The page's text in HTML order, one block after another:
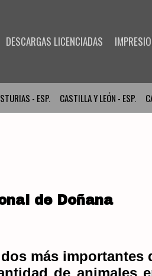
DESCARGAS LICENCIADAS
- ESP. CASTILLA Y LEÓN - ESP.
de Doñana
más importantes
de animales